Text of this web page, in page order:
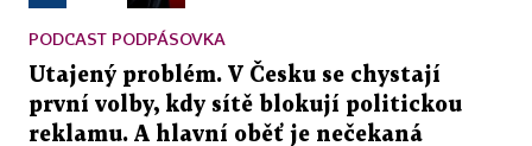
PODCAST PODPÁSOVKA
Utajený problém. V Česku se chystají
první volby, kdy sítě blokují politickou
reklamu. A hlavní oběť je nečekaná